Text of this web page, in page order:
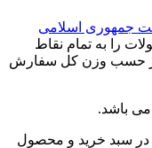
جمهوری اسلامی
را به تمام نقاط
بر حسب وزن کل سفارش
باشد.
در سبد خرید و محصول